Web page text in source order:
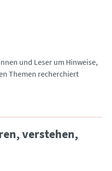
und Leser um Hinweise,
Themen recherchiert
verstehen,